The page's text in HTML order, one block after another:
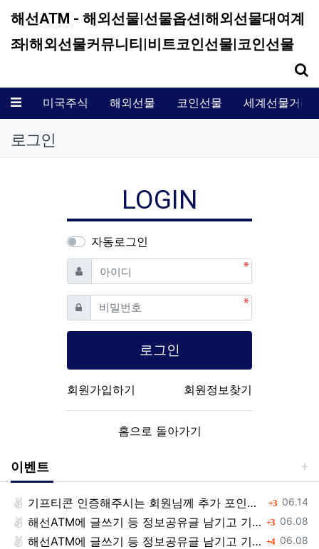
해선ATM - 해외선물|선물옵션|해외선물대여계
좌|해외선물커뮤니티|비트코인선물|코인선물
메뉴 미국주식 해외선물 코인선물 세계선물거래
로그인
LOGIN
자동로그인
아이디 필수
비밀번호필수
로그인
회원가입하기 회원정보찾기
홈으로 돌아가기
이벤트
등록일
06.14
기프티콘 인증해주시는 회원님께 추가 포인트 쏩니다!! 3댓글
등록일
06.08
해선ATM에 글쓰기 등 정보공유글 남기고 기프티콘 받자! 3댓글
등록일
06.08
해선ATM에 글쓰기 등 정보공유글 남기고 기프티콘 받자! 4댓글